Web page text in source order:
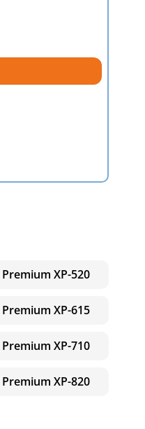
XP-520
XP-615
XP-710
XP-820